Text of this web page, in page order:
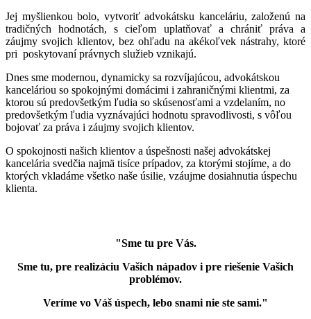
Jej myšlienkou bolo, vytvoriť advokátsku kanceláriu, založenú na
tradičných hodnotách, s cieľom uplatňovať a chrániť práva a
záujmy svojich klientov, bez ohľadu na akékoľvek nástrahy, ktoré
pri poskytovaní právnych služieb vznikajú.
Dnes sme modernou, dynamicky sa rozvíjajúcou, advokátskou
kanceláriou so spokojnými domácimi i zahraničnými klientmi, za
ktorou sú predovšetkým ľudia so skúsenosťami a vzdelaním, no
predovšetkým ľudia vyznávajúci hodnotu spravodlivosti, s vôľou
bojovať za práva i záujmy svojich klientov.
O spokojnosti našich klientov a úspešnosti našej advokátskej
kancelária svedčia najmä tisíce prípadov, za ktorými stojíme, a do
ktorých vkladáme všetko naše úsilie, vzáujme dosiahnutia úspechu
klienta.
"Sme tu pre Vás.
Sme tu, pre realizáciu Vašich nápadov i pre riešenie Vašich
problémov.
Veríme vo Váš úspech, lebo snami nie ste sami."